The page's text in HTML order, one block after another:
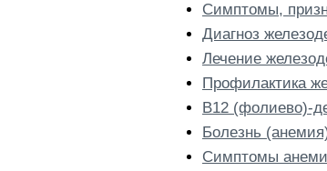
Симптомы,
Диагноз
Лечение
Профилактика
B12 (фолиево)-
Болезнь
Симптомы